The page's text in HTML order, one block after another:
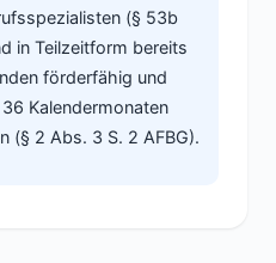
(§ 53b
in Teilzeitform bereits
förderfähig und
Kalendermonaten
(§ 2 Abs. 3 S. 2 AFBG).